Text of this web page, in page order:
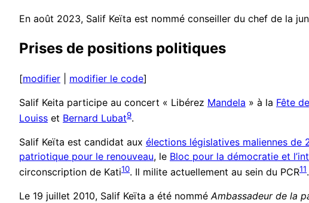
En août 2023, Salif Keïta est nommé conseiller du chef de la
Prises de positions politiques
[modifier modifier le code]
Salif Keita participe au concert « Libérez Mandela » à la Fête
Louiss et Bernard Lubat9.
Salif Keïta est candidat aux élections législatives maliennes de
patriotique pour le renouveau, le Bloc pour la démocratie et
circonscription de Kati10. Il milite actuellement au sein du PCR11.
Le 19 juillet 2010, Salif Keïta a été nomméAmbassadeur de la